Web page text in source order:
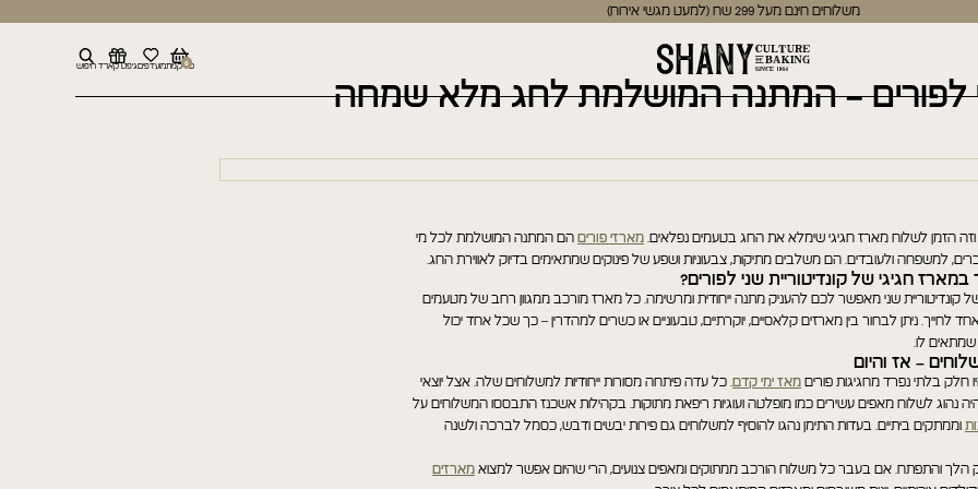
משלוחים חינם מעל 299 שח (למעט מגשי אירוח)
0
סל קניותמועדפיםגיפט קארד חיפוש
לפורים – המתנה המושלמת לחג מלא שמחה
הזמן לשלוח מארז חגיגי שימלא את החג בטעמים נפלאים. מארזי פוריםהם המתנה המושלמת לכל מי
למשפחה ולעובדים. הם משלבים מתיקות, צבעוניות ושפע של פינוקים שמתאימים בדיוק לאווירת החג.
חגיגי של קונדיטוריית שני לפורים?
קונדיטוריית שני מאפשר לכם להעניק מתנה ייחודית ומרשימה. כל מארז מורכב ממגוון רחב של מטעמים
לחייך. ניתן לבחור בין מארזים קלאסיים, יוקרתיים, טבעוניים או כשרים למהדרין – כך שכל אחד יכול
לו.
– אז והיום
חלק בלתי נפרד מחגיגות פורים מאז ימי קדם. כל עדה פיתחה מסורות ייחודיות למשלוחים שלה. אצל יוצאי
נהוג לשלוח מאפים עשירים כמו מופלטה ועוגיות ריפאת מתוקות. בקהילות אשכנז התבססו המשלוחים על
וממתקים ביתיים. בעדות התימן נהגו להוסיף למשלוחים גם פירות יבשים ודבש, כסמל לברכה ולשנה
הלך והתפתח. אם בעבר כל משלוח הורכב ממתוקים ומאפים צנועים, הרי שהיום אפשר למצוא מארזים